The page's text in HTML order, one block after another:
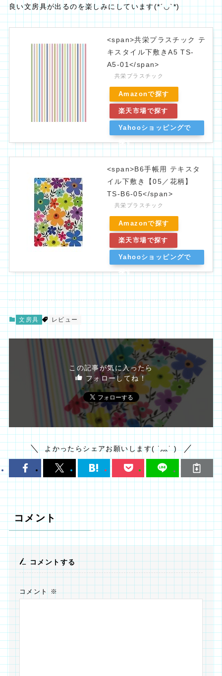
良い文房具が出るのを楽しみにしています(*´◡`*)
<span>共栄プラスチック テ
キスタイル下敷きA5 TS-
A5-01</span>
共栄プラスチック
Amazonで探す
楽天市場で探す
Yahooショッピングで
探す
<span>B6手帳用 テキスタ
イル下敷き【05／花柄】
TS-B6-05</span>
共栄プラスチック
Amazonで探す
楽天市場で探す
Yahooショッピングで
探す
文房具 レビュー
この記事が気に入ったら
フォローしてね！
よかったらシェアお願いします( ˙灬˙ )
コメント
コメントする
コメント※